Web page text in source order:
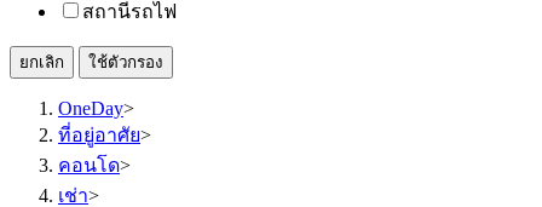
สถานีรถไฟ
ยกเลิก ใช้ตัวกรอง
OneDay>
ที่อยู่อาศัย>
คอนโด>
เช่า>